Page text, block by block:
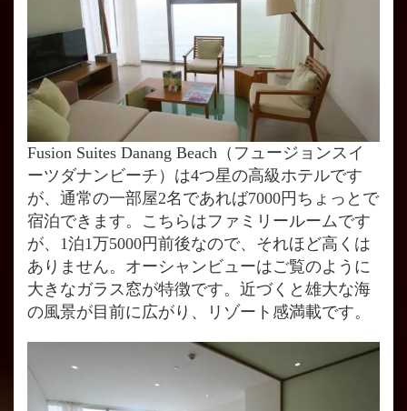
Fusion Suites Danang Beach（フュージョンスイ
ーツダナンビーチ）は4つ星の高級ホテルです
が、通常の一部屋2名であれば7000円ちょっとで
宿泊できます。こちらはファミリールームです
が、1泊1万5000円前後なので、それほど高くは
ありません。オーシャンビューはご覧のように
大きなガラス窓が特徴です。近づくと雄大な海
の風景が目前に広がり、リゾート感満載です。